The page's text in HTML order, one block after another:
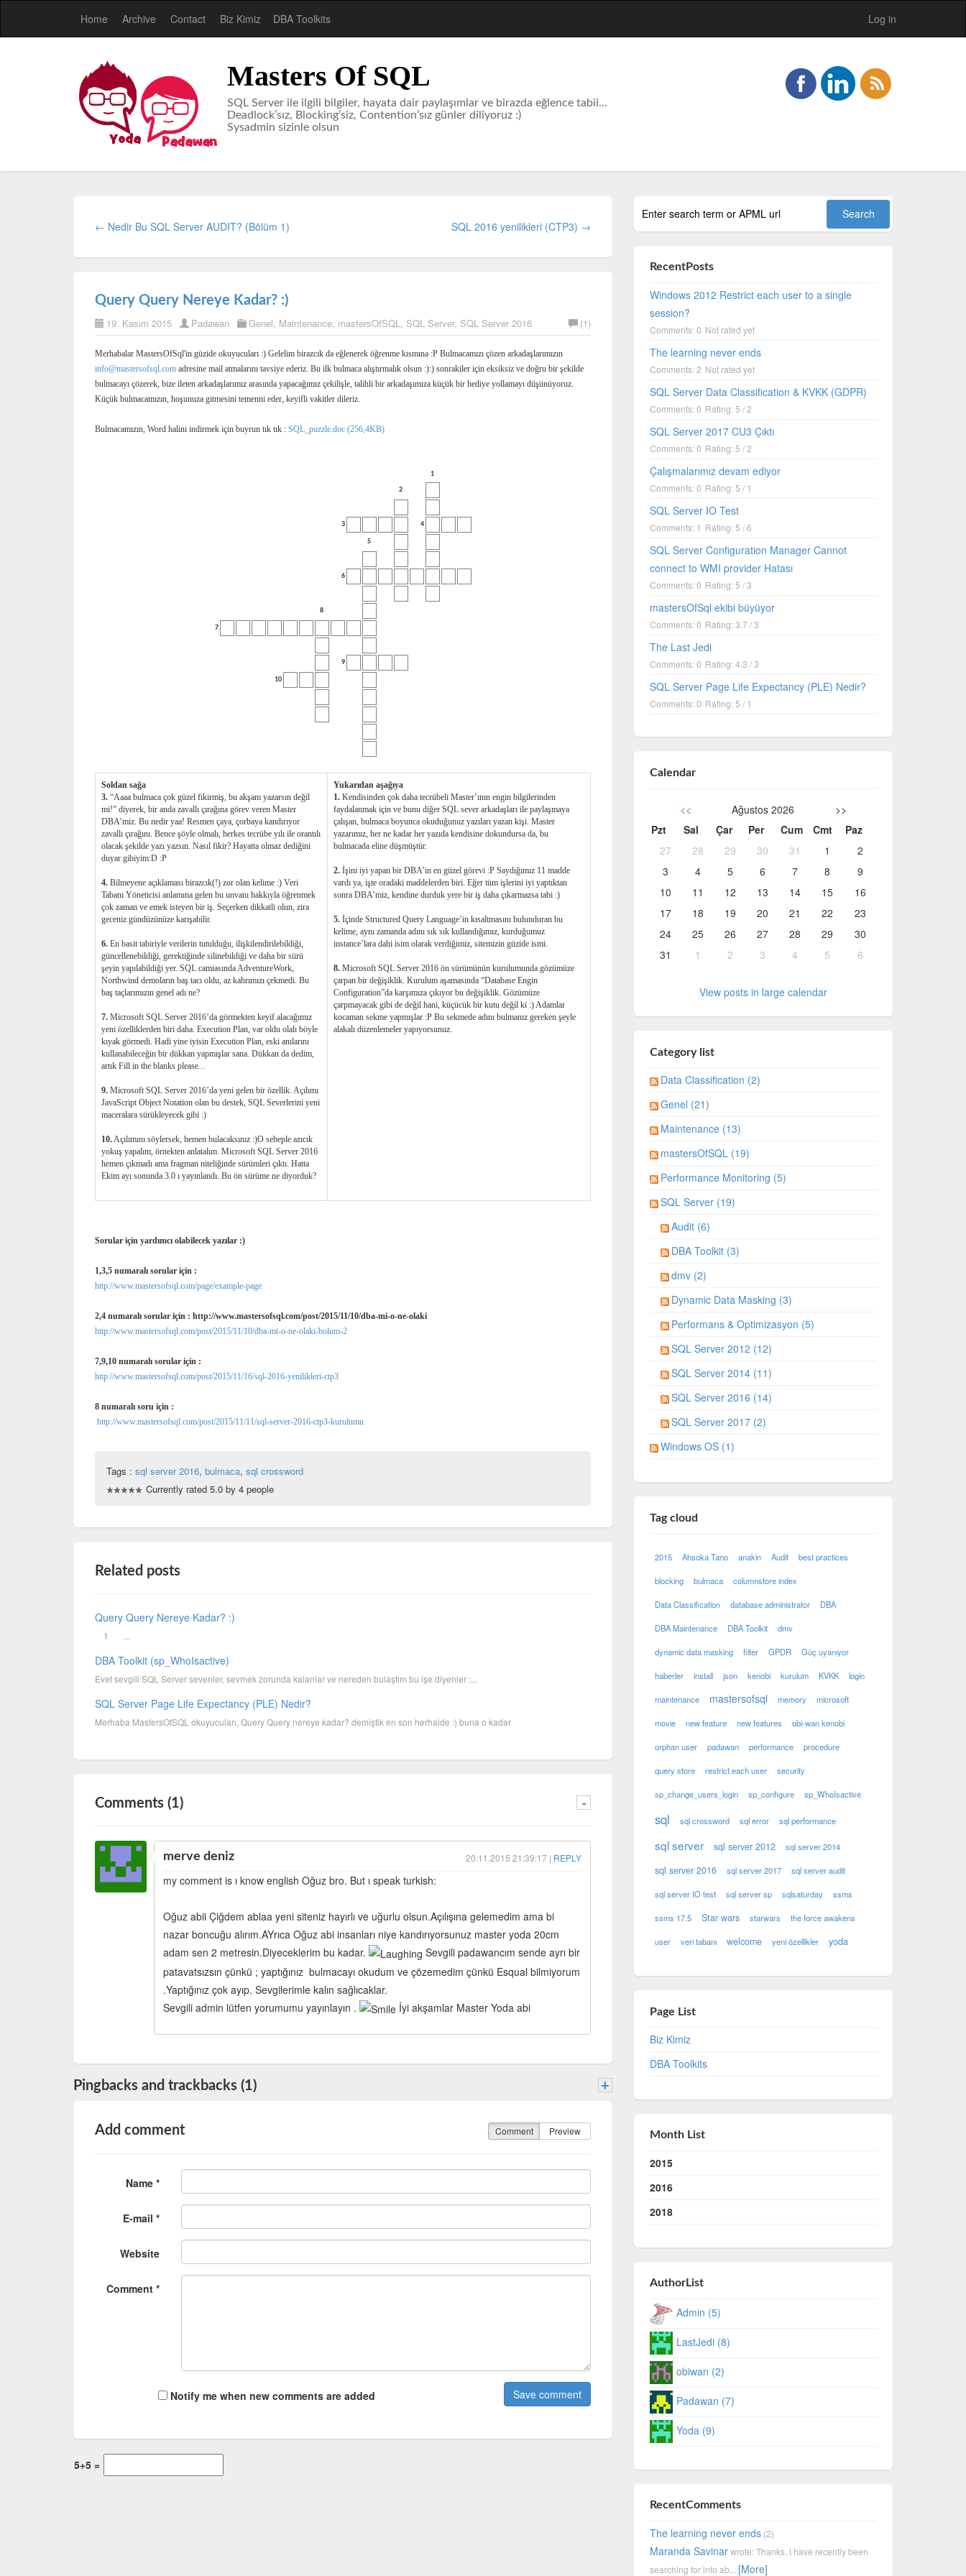
Home Archive Contact Biz Kimiz DBA Toolkits Log in
Masters Of SQL
SQL Server ile ilgili bilgiler, hayata dair paylaşımlar ve birazda eğlence tabii...
Deadlock’sız, Blocking’siz, Contention’sız günler diliyoruz :)
Sysadmin sizinle olsun
← Nedir Bu SQL Server AUDIT? (Bölüm 1) SQL 2016 yenilikleri (CTP3) →
Query Query Nereye Kadar? :)
19. Kasım 2015 Padawan Genel, Maintenance, mastersOfSQL, SQL Server, SQL Server 2016 (1)
Merhabalar MastersOfSql'in güzide okuyucuları :) Gelelim birazcık da eğlenerek öğrenme kısmına :P Bulmacamızı çözen arkadaşlarımızın
info@mastersofsql.com adresine mail atmalarını tavsiye ederiz. Bu ilk bulmaca alıştırmalık olsun :):) sonrakiler için eksiksiz ve doğru bir şekilde
bulmacayı çözerek, bize ileten arkadaşlarımız arasında yapacağımız çekilişle, talihli bir arkadaşımıza küçük bir hediye yollamayı düşünüyoruz.
Küçük bulmacamızın, hoşunuza gitmesini temenni eder, keyifli vakitler dileriz.
Bulmacamızın, Word halini indirmek için buyrun tık tık : SQL_puzzle.doc (256,4KB)
1
2
3 4
5
6
8
7
9
10
Soldan sağa
3. “Aaaa bulmaca çok güzel fikirmiş, bu akşam yazarsın değil
mi!” diyerek, bir anda zavallı çırağına görev veren Master
DBA’miz. Bu nedir yaa! Resmen çaya, çorbaya kandırıyor
zavallı çırağını. Bence şöyle olmalı, herkes tecrübe yılı ile orantılı
olacak şekilde yazı yazsın. Nasıl fikir? Hayatta olmaz dediğini
duyar gibiyim:D :P
4. Bilmeyene açıklaması birazcık(!) zor olan kelime :) Veri
Tabanı Yöneticisi anlamına gelen bu unvanı hakkıyla öğrenmek
çok zaman ve emek isteyen bir iş. Seçerken dikkatli olun, zira
geceniz gündüzünüze karışabilir.
6. En basit tabiriyle verilerin tutulduğu, ilişkilendirilebildiği,
güncellenebildiği, gerektiğinde silinebildiği ve daha bir sürü
şeyin yapılabildiği yer. SQL camiasında AdventureWork,
Northwind demoların baş tacı oldu, az kahrımızı çekmedi. Bu
baş taçlarımızın genel adı ne?
7. Microsoft SQL Server 2016’da görmekten keyif alacağımız
yeni özelliklerden biri daha. Execution Plan, var oldu olalı böyle
kıyak görmedi. Hadi yine iyisin Execution Plan, eski anılarını
kullanabileceğin bir dükkan yapmışlar sana. Dükkan da dedim,
artık Fill in the blanks please...
9. Microsoft SQL Server 2016’da yeni gelen bir özellik. Açılımı
JavaScript Object Notation olan bu destek, SQL Severlerini yeni
maceralara sürükleyecek gibi :)
10.Açılımını söylersek, hemen bulacaksınız :)O sebeple azıcık
yokuş yapalım, örnekten anlatalım. Microsoft SQL Server 2016
hemen çıkmadı ama fragman niteliğinde sürümleri çıktı. Hatta
Ekim ayı sonunda 3.0 ı yayınlandı. Bu ön sürüme ne diyorduk?
Yukarıdan aşağıya
1. Kendisinden çok daha tecrübeli Master’ının engin bilgilerinden
faydalanmak için ve bunu diğer SQL sever arkadaşları ile paylaşmaya
çalışan, bulmaca boyunca okuduğunuz yazıları yazan kişi. Master
yazarımız, her ne kadar her yazıda kendisine dokundursa da, bu
bulmacada eline düşmüştür.
2. İşini iyi yapan bir DBA’in en güzel görevi :P Saydığımız 11 madde
vardı ya, işte oradaki maddelerden biri. Eğer tüm işlerini iyi yaptıktan
sonra DBA’miz, kendine durduk yere bir iş daha çıkarmazsa tabi :)
5. İçinde Structured Query Language’in kısaltmasını bulunduran bu
kelime, aynı zamanda adını sık sık kullandığımız, kurduğumuz
instance’lara dahi isim olarak verdiğimiz, sitemizin güzide ismi.
8. Microsoft SQL Server 2016 ön sürümünün kurulumunda gözümüze
çarpan bir değişiklik. Kurulum aşamasında “Database Engin
Configuration”da karşımıza çıkıyor bu değişiklik. Gözümüze
çarpmayacak gibi de değil hani, küçücük bir kutu değil ki :) Adamlar
kocaman sekme yapmışlar :P Bu sekmede adını bulmanız gereken şeyle
alakalı düzenlemeler yapıyorsunuz.
Sorular için yardımcı olabilecek yazılar :)
1,3,5 numaralı sorular için :
http://www.mastersofsql.com/page/example-page
2,4 numaralı sorular için : http://www.mastersofsql.com/post/2015/11/10/dba-mi-o-ne-olaki
http://www.mastersofsql.com/post/2015/11/10/dba-mi-o-ne-olaki-bolum-2
7,9,10 numaralı sorular için :
http://www.mastersofsql.com/post/2015/11/16/sql-2016-yenilikleri-ctp3
8 numaralı soru için :
http://www.mastersofsql.com/post/2015/11/11/sql-server-2016-ctp3-kurulumu
Tags : sql server 2016, bulmaca, sql crossword
Currently rated 5.0 by 4 people
Related posts
Query Query Nereye Kadar? :)
1 ...
DBA Toolkit (sp_WhoIsactive)
Evet sevgili SQL Server sevenler, sevmek zorunda kalanlar ve nereden bulaştım bu işe diyenler :...
SQL Server Page Life Expectancy (PLE) Nedir?
Merhaba MastersOfSQL okuyucuları, Query Query nereye kadar? demiştik en son herhalde :) buna o kadar
Comments (1) -
merve deniz 20.11.2015 21:39:17 | REPLY
my comment is ı know english Oğuz bro. But ı speak turkish:
Oğuz abii Çiğdem ablaa yeni siteniz hayırlı ve uğurlu olsun.Açılışına gelemedim ama bi
nazar boncuğu alırım.AYrıca Oğuz abi insanları niye kandırıyorsunuz master yoda 20cm
adam sen 2 metresin.Diyeceklerim bu kadar.
Sevgili padawancım sende ayrı bir
patavatsızsın çünkü ; yaptığınız bulmacayı okudum ve çözemedim çünkü Esqual bilmiyorum
.Yaptığınız çok ayıp. Sevgilerimle kalın sağlıcaklar.
Sevgili admin lütfen yorumumu yayınlayın .
İyi akşamlar Master Yoda abi
Pingbacks and trackbacks (1) +
Add comment Comment Preview
Name *
E-mail *
Website
Comment *
Notify me when new comments are added
5+5 =
RecentPosts
Windows 2012 Restrict each user to a single
session?
Comments: 0 Not rated yet
The learning never ends
Comments: 2 Not rated yet
SQL Server Data Classification & KVKK (GDPR)
Comments: 0 Rating: 5 / 2
SQL Server 2017 CU3 Çıktı
Comments: 0 Rating: 5 / 2
Çalışmalarımız devam ediyor
Comments: 0 Rating: 5 / 1
SQL Server IO Test
Comments: 1 Rating: 5 / 6
SQL Server Configuration Manager Cannot
connect to WMI provider Hatası
Comments: 0 Rating: 5 / 3
mastersOfSql ekibi büyüyor
Comments: 0 Rating: 3.7 / 3
The Last Jedi
Comments: 0 Rating: 4.3 / 3
SQL Server Page Life Expectancy (PLE) Nedir?
Comments: 0 Rating: 5 / 1
Calendar
<< Ağustos 2026
>>
Pzt
Sal Çar Per Cum Cmt
Paz
27
28 29 30 31 1
2
3
4 5 6 7 8
9
10
11 12 13 14 15
16
17
18 19 20 21 22
23
24
25 26 27 28 29
30
31
1 2 3 4 5 6
View posts in large calendar
Category list
Data Classification (2)
Genel (21)
Maintenance (13)
mastersOfSQL (19)
Performance Monitoring (5)
SQL Server (19)
Audit (6)
DBA Toolkit (3)
dmv (2)
Dynamic Data Masking (3)
Performans & Optimizasyon (5)
SQL Server 2012 (12)
SQL Server 2014 (11)
SQL Server 2016 (14)
SQL Server 2017 (2)
Windows OS (1)
Tag cloud
2015 Ahsoka Tano anakin Audit best practices
blocking bulmaca columnstore index
Data Classification database administrator DBA
DBA Maintenance DBA Toolkit dmv
dynamic data masking filter GPDR Güç uyanıyor
haberler install json kenobi kurulum KVKK login
maintenance mastersofsql memory microsoft
movie new feature new features obi-wan kenobi
orphan user padawan performance procedure
query store restrict each user security
sp_change_users_login sp_configure sp_WhoIsactive
sql sql crossword sql error sql performance
sql server sql server 2012 sql server 2014
sql server 2016 sql server 2017 sql server audit
sql server IO test sql server sp sqlsaturday ssms
ssms 17.5 Star wars starwars the force awakens
user veri tabanı welcome yeni özellikler yoda
Page List
Biz Kimiz
DBA Toolkits
Month List
2015
2016
2018
AuthorList
Admin (5)
LastJedi (8)
obiwan (2)
Padawan (7)
Yoda (9)
RecentComments
The learning never ends(2)
Maranda Savinarwrote: Thanks, I have recently been
searching for info ab... [More]